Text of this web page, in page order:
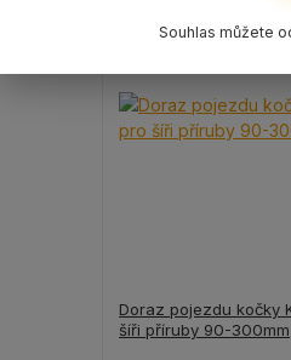
Doraz pojezdu kočky
šíři příruby 90-300mm
Souhlas můžete